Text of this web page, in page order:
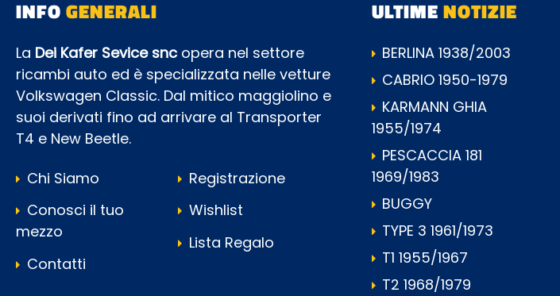
INFOGENERALI
La Dei Kafer Sevice snc opera nel settore
ricambi auto ed è specializzata nelle vetture
Volkswagen Classic. Dal mitico maggiolino e
suoi derivati fino ad arrivare al Transporter
T4 e New Beetle.
Chi Siamo
Conosci il tuo
mezzo
Contatti
Registrazione
Wishlist
Lista Regalo
ULTIMENOTIZIE
BERLINA 1938/2003
CABRIO 1950-1979
KARMANN GHIA
1955/1974
PESCACCIA 181
1969/1983
BUGGY
TYPE 3 1961/1973
T1 1955/1967
T2 1968/1979